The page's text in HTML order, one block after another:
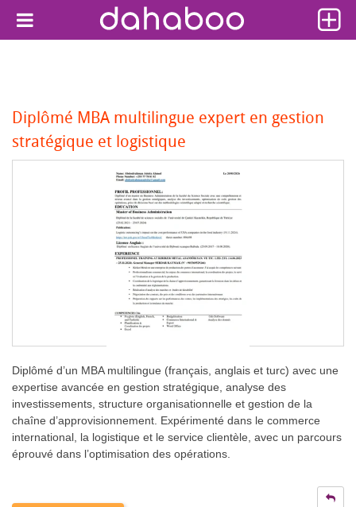
Diplômé MBA multilingue expert en gestion
stratégique et logistique
Diplômé d’un MBA multilingue (français, anglais et turc) avec une
expertise avancée en gestion stratégique, analyse des
investissements, structure organisationnelle et gestion de la
chaîne d’approvisionnement. Expérimenté dans le commerce
international, la logistique et le service clientèle, avec un parcours
éprouvé dans l’optimisation des opérations.